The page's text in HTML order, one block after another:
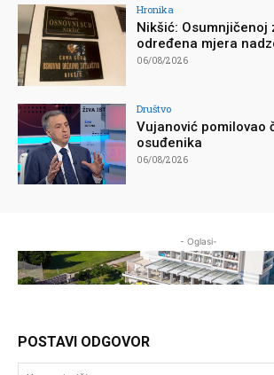
Hronika
Nikšić: Osumnjičenoj
određena mjera
06/08/2026
Društvo
Vujanović pomilovao
osuđenika
06/08/2026
- Oglasi-
POSTAVI ODGOVOR